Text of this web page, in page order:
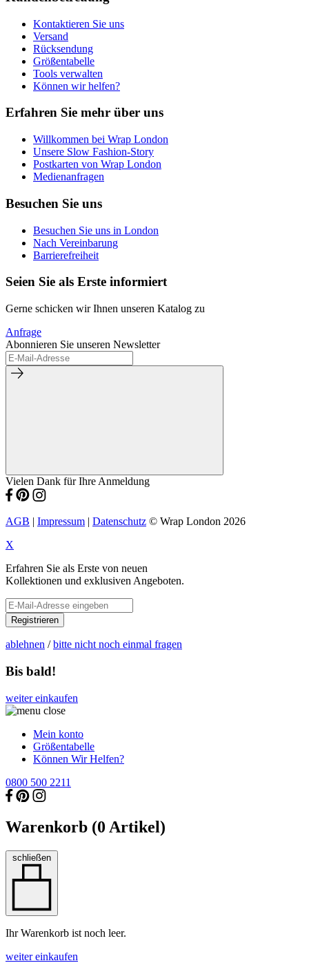
Kontaktieren Sie uns
Versand
Rücksendung
Größentabelle
Tools verwalten
Können wir helfen?
Erfahren Sie mehr über uns
Willkommen bei Wrap London
Unsere Slow Fashion-Story
Postkarten von Wrap London
Medienanfragen
Besuchen Sie uns
Besuchen Sie uns in London
Nach Vereinbarung
Barrierefreiheit
Seien Sie als Erste informiert
Gerne schicken wir Ihnen unseren Katalog zu
Anfrage
Abonnieren Sie unseren Newsletter
Vielen Dank für Ihre Anmeldung
AGB | Impressum | Datenschutz © Wrap London 2026
X
Erfahren Sie als Erste von neuen
Kollektionen und exklusiven Angeboten.
Registrieren
ablehnen /bitte nicht noch einmal fragen
Bis bald!
weiter einkaufen
Mein konto
Größentabelle
Können Wir Helfen?
0800 500 2211
Warenkorb (0 Artikel)
schließen
Ihr Warenkorb ist noch leer.
weiter einkaufen